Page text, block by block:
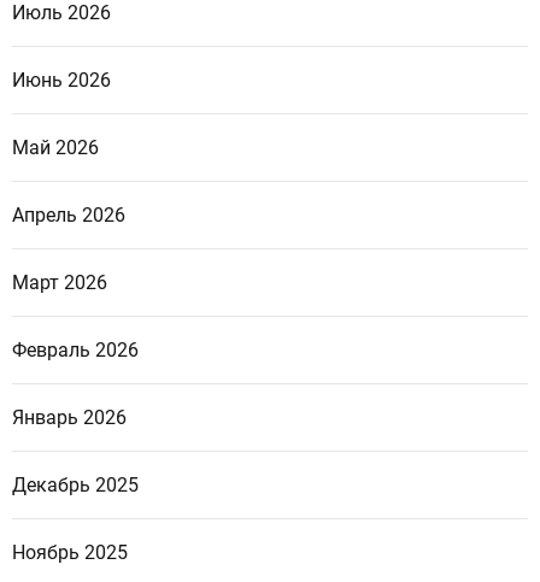
Июль 2026
Июнь 2026
Май 2026
Апрель 2026
Март 2026
Февраль 2026
Январь 2026
Декабрь 2025
Ноябрь 2025